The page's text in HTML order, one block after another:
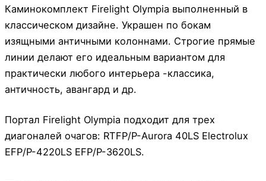
Каминокомплект Firelight Olympia выполненный в
классическом дизайне. Украшен по бокам
изящными античными колоннами. Строгие прямые
линии делают его идеальным вариантом для
практически любого интерьера -классика,
античность, авангард и др.
Портал Firelight Olympia подходит для трех
диагоналей очагов: RTFP/P-Aurora 40LS Electrolux
EFP/P-4220LS EFP/P-3620LS.